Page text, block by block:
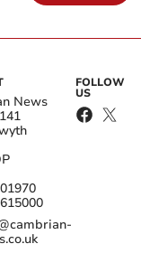
News
01970
615000
FOLLOW
US